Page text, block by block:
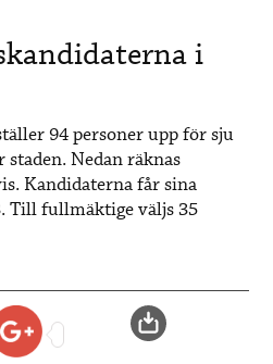
i
94 personer upp för sju
Nedan räknas
Kandidaterna får sina
Till fullmäktige väljs 35